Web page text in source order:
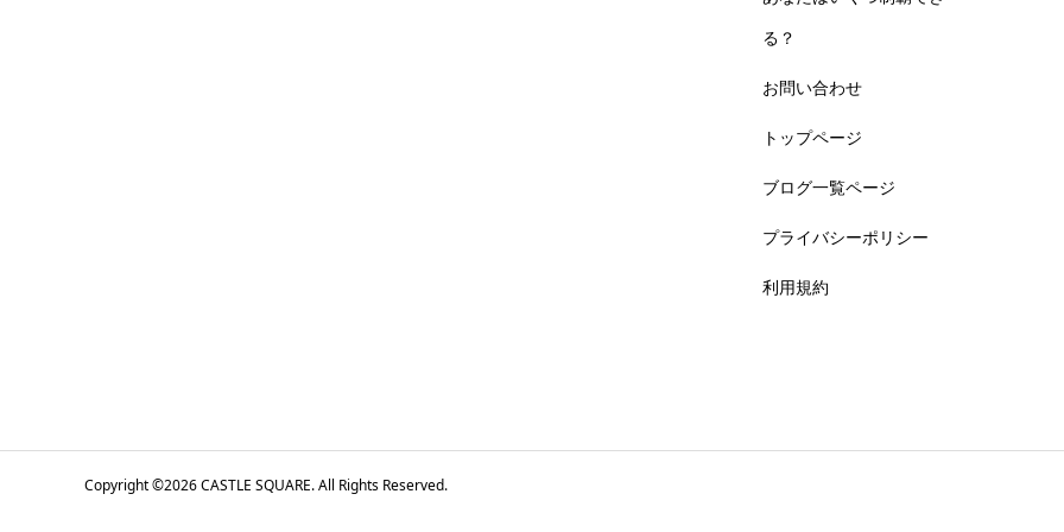
る？
お問い合わせ
トップページ
ブログ一覧ページ
プライバシーポリシー
利用規約
Copyright ©2026CASTLE SQUARE. All Rights Reserved.